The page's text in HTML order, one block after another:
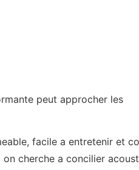
peut approcher les
facile a entretenir et
cherche a concilier